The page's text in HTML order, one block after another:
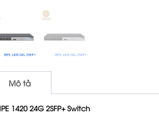
Mô tả
1420 24G 2SFP+ Switch